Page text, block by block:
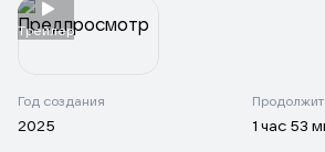
Tрейлер
Год создания
2025 1 час 53